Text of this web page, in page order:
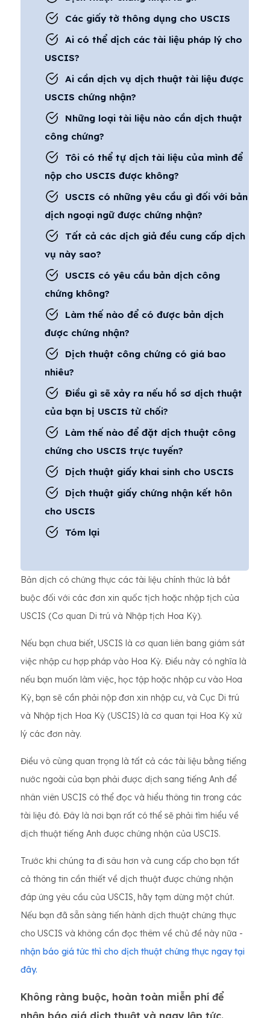
Các giấy tờ thông dụng cho USCIS
Ai có thể dịch các tài liệu pháp lý cho
USCIS?
Ai cần dịch vụ dịch thuật tài liệu được
USCIS chứng nhận?
Những loại tài liệu nào cần dịch thuật
công chứng?
Tôi có thể tự dịch tài liệu của mình để
nộp cho USCIS được không?
USCIS có những yêu cầu gì đối với bản
dịch ngoại ngữ được chứng nhận?
Tất cả các dịch giả đều cung cấp dịch
vụ này sao?
USCIS có yêu cầu bản dịch công
chứng không?
Làm thế nào để có được bản dịch
được chứng nhận?
Dịch thuật công chứng có giá bao
nhiêu?
Điều gì sẽ xảy ra nếu hồ sơ dịch thuật
của bạn bị USCIS từ chối?
Làm thế nào để đặt dịch thuật công
chứng cho USCIS trực tuyến?
Dịch thuật giấy khai sinh cho USCIS
Dịch thuật giấy chứng nhận kết hôn
cho USCIS
Tóm lại
Bản dịch có chứng thực các tài liệu chính thức là bắt
buộc đối với các đơn xin quốc tịch hoặc nhập tịch của
USCIS (Cơ quan Di trú và Nhập tịch Hoa Kỳ).
Nếu bạn chưa biết, USCIS là cơ quan liên bang giám sát
việc nhập cư hợp pháp vào Hoa Kỳ. Điều này có nghĩa là
nếu bạn muốn làm việc, học tập hoặc nhập cư vào Hoa
Kỳ, bạn sẽ cần phải nộp đơn xin nhập cư, và Cục Di trú
và Nhập tịch Hoa Kỳ (USCIS) là cơ quan tại Hoa Kỳ xử
lý các đơn này.
Điều vô cùng quan trọng là tất cả các tài liệu bằng tiếng
nước ngoài của bạn phải được dịch sang tiếng Anh để
nhân viên USCIS có thể đọc và hiểu thông tin trong các
tài liệu đó. Đây là nơi bạn rất có thể sẽ phải tìm hiểu về
dịch thuật tiếng Anh được chứng nhận của USCIS.
Trước khi chúng ta đi sâu hơn và cung cấp cho bạn tất
cả thông tin cần thiết về dịch thuật được chứng nhận
đáp ứng yêu cầu của USCIS, hãy tạm dừng một chút.
Nếu bạn đã sẵn sàng tiến hành dịch thuật chứng thực
cho USCIS và không cần đọc thêm về chủ đề này nữa -
nhận báo giá tức thì cho dịch thuật chứng thực ngay tại
đây.
Không ràng buộc, hoàn toàn miễn phí để
nhận báo giá dịch thuật và ngay lập tức.